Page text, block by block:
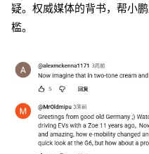
疑。权威媒体的背书，帮小
槛。